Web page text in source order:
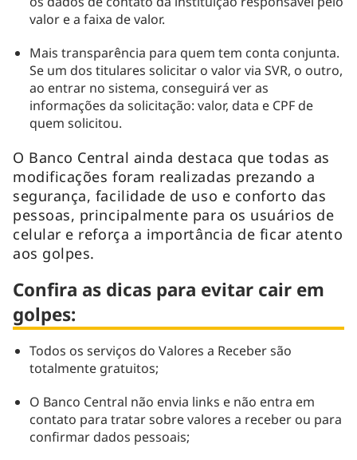
valor e a faixa de valor.
Mais transparência para quem tem conta conjunta.
Se um dos titulares solicitar o valor via SVR, o outro,
ao entrar no sistema, conseguirá ver as
informações da solicitação: valor, data e CPF de
quem solicitou.
O Banco Central ainda destaca que todas as
modificações foram realizadas prezando a
segurança, facilidade de uso e conforto das
pessoas, principalmente para os usuários de
celular e reforça a importância de ficar atento
aos golpes.
Confira as dicas para evitar cair em
golpes:
Todos os serviços do Valores a Receber são
totalmente gratuitos;
O Banco Central não envia links e não entra em
contato para tratar sobre valores a receber ou para
confirmar dados pessoais;